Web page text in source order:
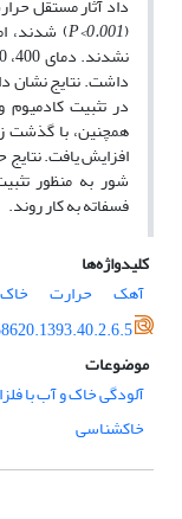
(
P<0.001) شدند،
داشت. نتایج نشان
در تثبیت
همچنین، با گذشت
افزایش یافت.
شور به منظور
فسفاته به کار روند.
کلیدواژه‌ها
آهک
حرارت
موضوعات
آلودگی خاک و آب با
خاکشناسی